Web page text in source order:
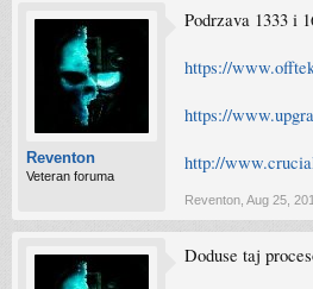
Reventon
Veteran foruma
Podrzava 1333 i
https://
https://
http://
Reventon Aug 25,
Doduse taj